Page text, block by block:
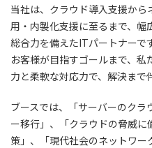
当社は、クラウド導入支援から
用・内製化支援に至るまで、幅
総合力を備えたITパートナーです
お客様が目指すゴールまで、
力と柔軟な対応力で、解決まで
ブースでは、「サーバーのク
ー移行」、「クラウドの脅威に
策」、「現代社会のネットワ